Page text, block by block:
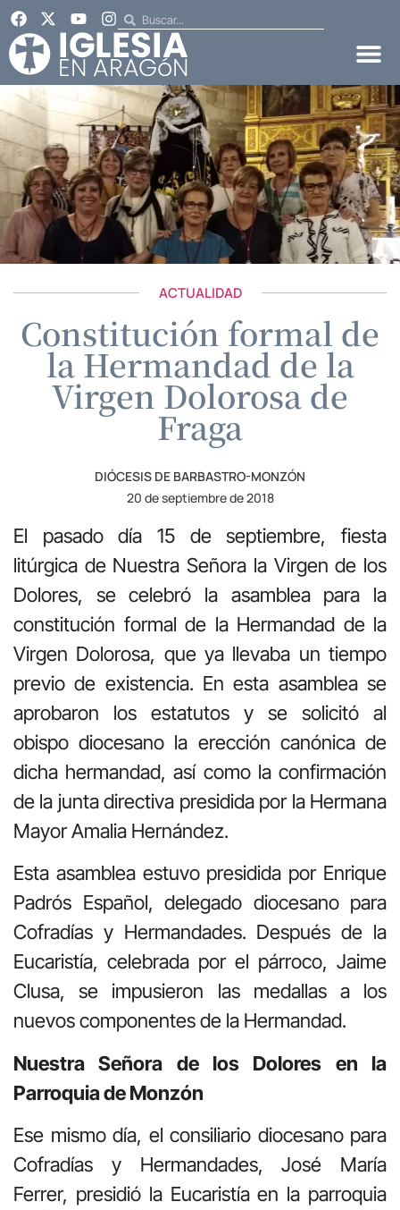
ACTUALIDAD
Constitución formal de
la Hermandad de la
Virgen Dolorosa de
Fraga
DIÓCESIS DE BARBASTRO-MONZÓN
20 de septiembre de 2018
El pasado día 15 de septiembre, fiesta
litúrgica de Nuestra Señora la Virgen de los
Dolores, se celebró la asamblea para la
constitución formal de la Hermandad de la
Virgen Dolorosa, que ya llevaba un tiempo
previo de existencia. En esta asamblea se
aprobaron los estatutos y se solicitó al
obispo diocesano la erección canónica de
dicha hermandad, así como la confirmación
de la junta directiva presidida por la Hermana
Mayor Amalia Hernández.
Esta asamblea estuvo presidida por Enrique
Padrós Español, delegado diocesano para
Cofradías y Hermandades. Después de la
Eucaristía, celebrada por el párroco, Jaime
Clusa, se impusieron las medallas a los
nuevos componentes de la Hermandad.
Nuestra Señora de los Dolores en la
Parroquia de Monzón
Ese mismo día, el consiliario diocesano para
Cofradías y Hermandades, José María
Ferrer, presidió la Eucaristía en la parroquia